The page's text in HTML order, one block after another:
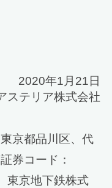
2020年1月21日
ステリア株式会社
京都品川区、代
券コード：
東京地下鉄株式